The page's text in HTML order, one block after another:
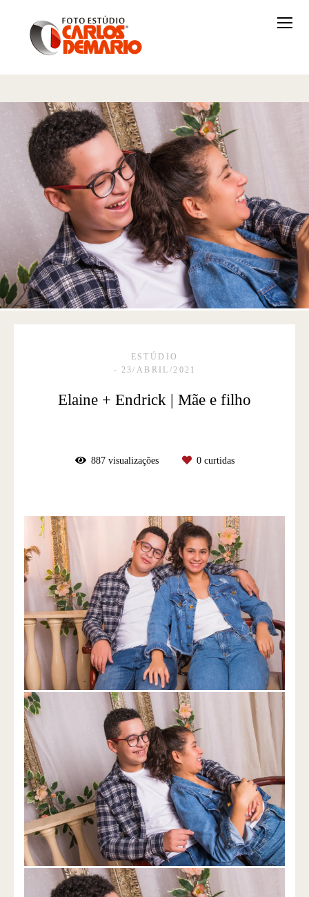
ESTÚDIO
23/ABRIL/2021
Elaine + Endrick | Mãe e filho
887visualizações 0curtidas